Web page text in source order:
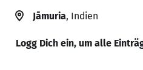
Jāmuria, Indien
Logg Dich ein, um alle